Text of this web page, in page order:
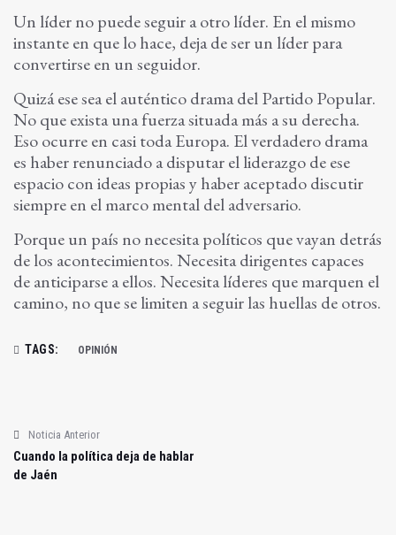
Un líder no puede seguir a otro líder. En el mismo
instante en que lo hace, deja de ser un líder para
convertirse en un seguidor.
Quizá ese sea el auténtico drama del Partido Popular.
No que exista una fuerza situada más a su derecha.
Eso ocurre en casi toda Europa. El verdadero drama
es haber renunciado a disputar el liderazgo de ese
espacio con ideas propias y haber aceptado discutir
siempre en el marco mental del adversario.
Porque un país no necesita políticos que vayan detrás
de los acontecimientos. Necesita dirigentes capaces
de anticiparse a ellos. Necesita líderes que marquen el
camino, no que se limiten a seguir las huellas de otros.
TAGS: OPINIÓN
Noticia Anterior
Cuando la política deja de hablar
de Jaén